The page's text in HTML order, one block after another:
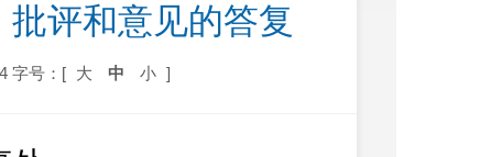
评和意见的答复
字号：[ 大 中 小 ]